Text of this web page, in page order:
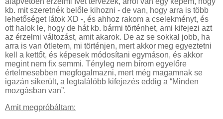
kb. mit szeretnék belőle kihozni - de van, hogy arra is több
lehetőséget látok XD -, és ahhoz rakom a cselekményt, és
ott halok le, hogy de hát kb. bármi történhet, ami kifejezi azt
az érzelmi változást, amit akarok. De az se sokkal jobb, ha
arra is van ötletem, mi történjen, mert akkor meg egyeztetni
kell a kettőt, és képesek módosítani egymáson, és akkor
megint nem fix semmi. Tényleg nem bírom egyelőre
értelmesebben megfogalmazni, mert még magamnak se
igazán sikerült, a legtalálóbb kifejezés eddig a “Minden
mozgásban van”.
Amit megpróbáltam: